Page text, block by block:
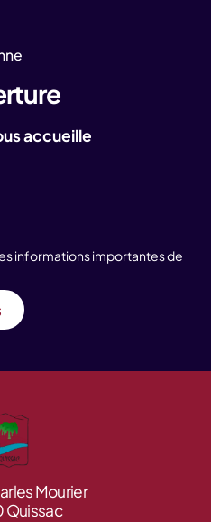
accueille
informations importantes de
Mourier
Quissac